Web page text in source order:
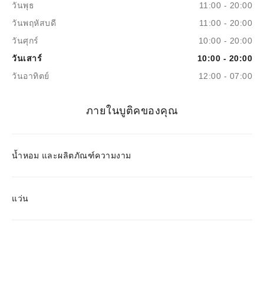
วันพุธ
11:00 - 20:00
วันพฤหัสบดี
11:00 - 20:00
วันศุกร์
10:00 - 20:00
วันเสาร์
10:00 - 20:00
วันอาทิตย์
12:00 - 07:00
ภายในบูติคของคุณ
น้ำหอม และผลิตภัณฑ์ความงาม
แว่น